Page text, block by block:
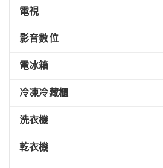
電視
影音數位
電冰箱
冷凍冷藏櫃
洗衣機
乾衣機